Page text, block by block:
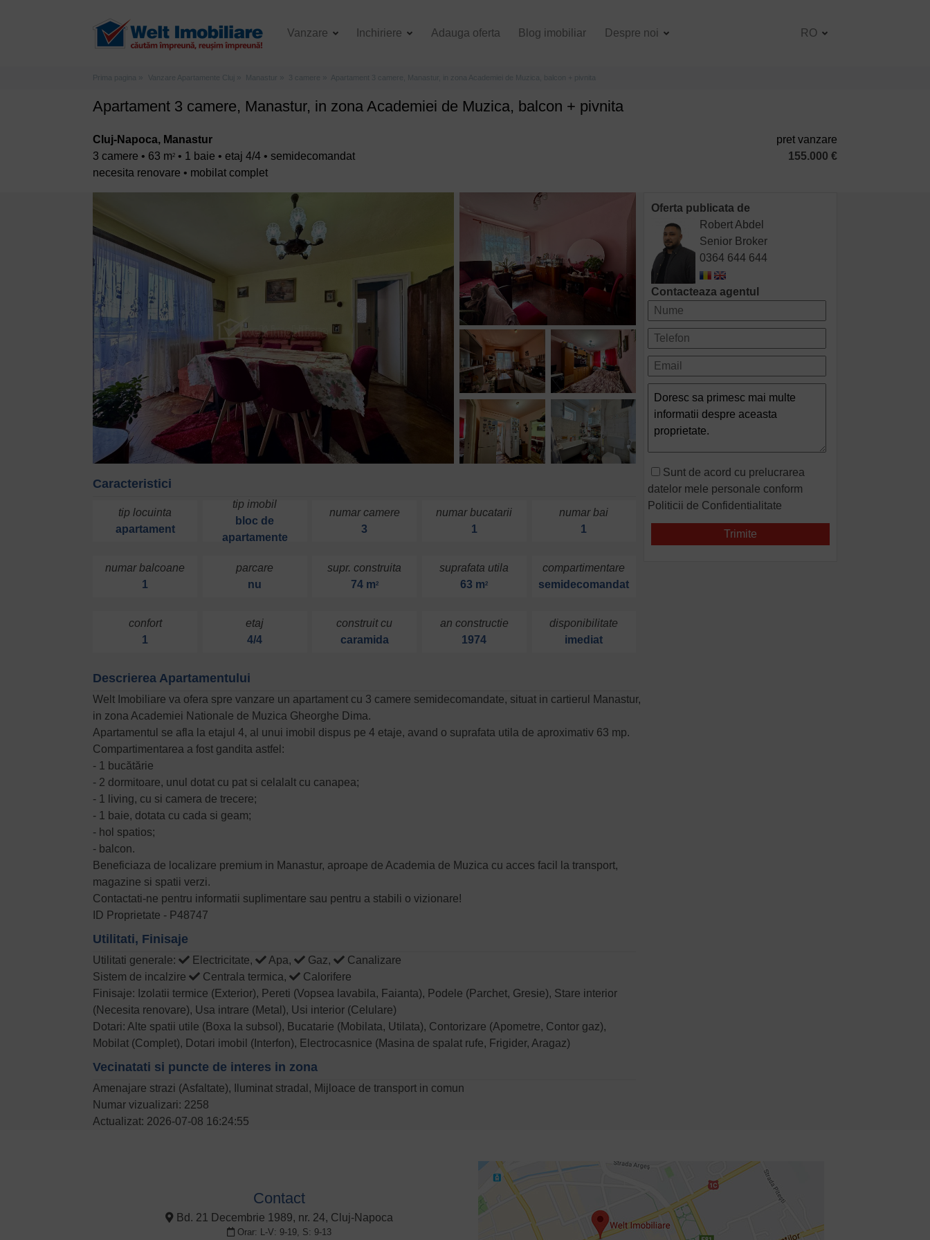
Vanzare Inchiriere Adauga oferta Blog imobiliar Despre noi RO
Prima pagina Vanzare Apartamente Cluj Manastur 3 camere Apartament 3 camere, Manastur, in zona Academiei de Muzica, balcon + pivnita
Apartament 3 camere, Manastur, in zona Academiei de Muzica, balcon + pivnita
Cluj-Napoca, Manastur
3 camere • 63 m2 • 1 baie • etaj 4/4 • semidecomandat
necesita renovare • mobilat complet
pret vanzare
155.000 €
Caracteristici
tip locuinta
apartament
tip imobil
bloc de
apartamente
numar camere
3
numar bucatarii
1
numar bai
1
numar balcoane
1
parcare
nu
supr. construita
74 m2
suprafata utila
63 m2
compartimentare
semidecomandat
confort
1
etaj
4/4
construit cu
caramida
an constructie
1974
disponibilitate
imediat
Descrierea Apartamentului
Welt Imobiliare va ofera spre vanzare un apartament cu 3 camere semidecomandate, situat in cartierul Manastur,
in zona Academiei Nationale de Muzica Gheorghe Dima.
Apartamentul se afla la etajul 4, al unui imobil dispus pe 4 etaje, avand o suprafata utila de aproximativ 63 mp.
Compartimentarea a fost gandita astfel:
- 1 bucătărie
- 2 dormitoare, unul dotat cu pat si celalalt cu canapea;
- 1 living, cu si camera de trecere;
- 1 baie, dotata cu cada si geam;
- hol spatios;
- balcon.
Beneficiaza de localizare premium in Manastur, aproape de Academia de Muzica cu acces facil la transport,
magazine si spatii verzi.
Contactati-ne pentru informatii suplimentare sau pentru a stabili o vizionare!
ID Proprietate - P48747
Utilitati, Finisaje
Utilitati generale: Electricitate, Apa, Gaz,
Canalizare
Sistem de incalzire
Centrala termica,
Calorifere
Finisaje: Izolatii termice (Exterior), Pereti (Vopsea lavabila, Faianta), Podele (Parchet, Gresie), Stare interior
(Necesita renovare), Usa intrare (Metal), Usi interior (Celulare)
Dotari: Alte spatii utile (Boxa la subsol), Bucatarie (Mobilata, Utilata), Contorizare (Apometre, Contor gaz),
Mobilat (Complet), Dotari imobil (Interfon), Electrocasnice (Masina de spalat rufe, Frigider, Aragaz)
Vecinatati si puncte de interes in zona
Amenajare strazi (Asfaltate), Iluminat stradal, Mijloace de transport in comun
Numar vizualizari: 2258
Actualizat: 2026-07-08 16:24:55
Oferta publicata de
Robert Abdel
Senior Broker
0364 644 644
Contacteaza agentul
Sunt de acord cu prelucrarea
datelor mele personale conform
Politicii de Confidentialitate
Contact
Bd. 21 Decembrie 1989, nr. 24, Cluj-Napoca
Orar: L-V: 9-19, S: 9-13